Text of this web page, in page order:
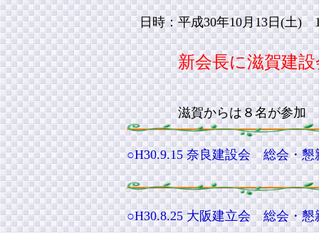
日時：平成30年10月13日(土)
新会長に滋賀建
滋賀からは８名が参加
○H30.9.15 奈良建設会 総会・懇
○H30.8.25 大阪建立会 総会・懇